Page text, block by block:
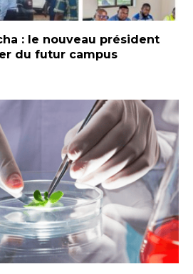
: le nouveau président
du futur campus